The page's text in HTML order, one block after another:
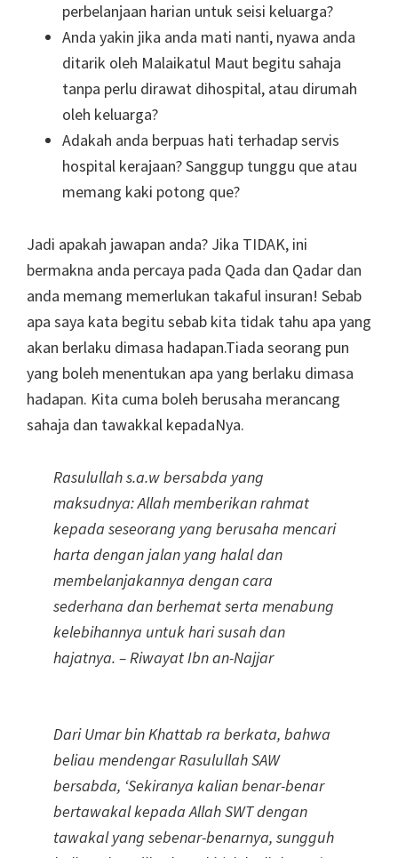
perbelanjaan harian untuk seisi keluarga?
Anda yakin jika anda mati nanti, nyawa anda
ditarik oleh Malaikatul Maut begitu sahaja
tanpa perlu dirawat dihospital, atau dirumah
oleh keluarga?
Adakah anda berpuas hati terhadap servis
hospital kerajaan? Sanggup tunggu que atau
memang kaki potong que?
Jadi apakah jawapan anda? Jika TIDAK, ini
bermakna anda percaya pada Qada dan Qadar dan
anda memang memerlukan takaful insuran! Sebab
apa saya kata begitu sebab kita tidak tahu apa yang
akan berlaku dimasa hadapan.Tiada seorang pun
yang boleh menentukan apa yang berlaku dimasa
hadapan. Kita cuma boleh berusaha merancang
sahaja dan tawakkal kepadaNya.
Rasulullah s.a.w bersabda yang
maksudnya: Allah memberikan rahmat
kepada seseorang yang berusaha mencari
harta dengan jalan yang halal dan
membelanjakannya dengan cara
sederhana dan berhemat serta menabung
kelebihannya untuk hari susah dan
hajatnya. – Riwayat Ibn an-Najjar
Dari Umar bin Khattab ra berkata, bahwa
beliau mendengar Rasulullah SAW
bersabda, ‘Sekiranya kalian benar-benar
bertawakal kepada Allah SWT dengan
tawakal yang sebenar-benarnya, sungguh